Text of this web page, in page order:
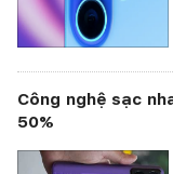
Công nghệ sạc
50%